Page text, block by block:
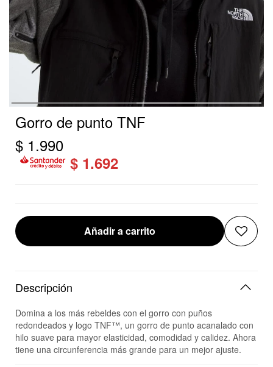
Gorro de punto TNF
$ 1.990
$ 1.692
Añadir a carrito
Descripción
Domina a los más rebeldes con el gorro con puños
redondeados y logo TNF™, un gorro de punto acanalado con
hilo suave para mayor elasticidad, comodidad y calidez. Ahora
tiene una circunferencia más grande para un mejor ajuste.